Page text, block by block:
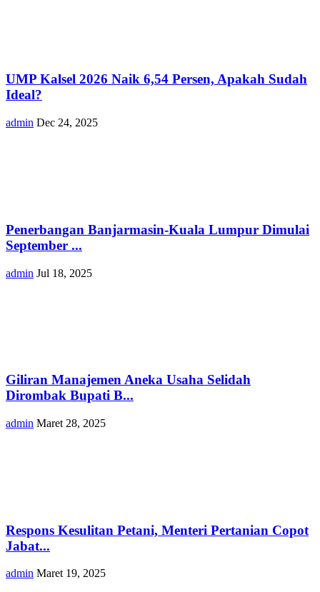
UMP Kalsel 2026 Naik 6,54 Persen, Apakah Sudah
Ideal?
admin Dec 24, 2025
Penerbangan Banjarmasin-Kuala Lumpur Dimulai
September ...
admin Jul 18, 2025
Giliran Manajemen Aneka Usaha Selidah
Dirombak Bupati B...
admin Maret 28, 2025
Respons Kesulitan Petani, Menteri Pertanian Copot
Jabat...
admin Maret 19, 2025